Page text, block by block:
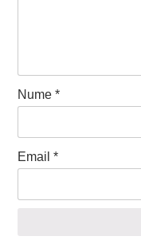
Nume *
Email *